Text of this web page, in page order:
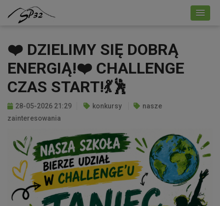
❤️ DZIELIMY SIĘ DOBRĄ
ENERGIĄ!❤️ CHALLENGE
CZAS START!💃🕺
28-05-2026 21:29 konkursy
nasze
zainteresowania